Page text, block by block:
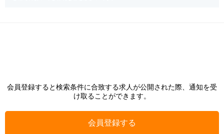
会員登録すると検索条件に合致する求人が公開された際、通知を受
け取ることができます。
会員登録する